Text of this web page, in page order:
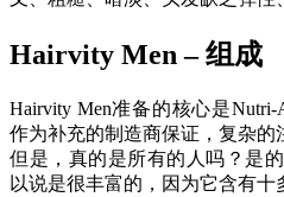
Hairvity Men – 组成
Hairvity Men准备的核心是Nutri-
作为补充的制造商保证，复杂的
但是，真的是所有的人吗？是
以说是很丰富的，因为它含有